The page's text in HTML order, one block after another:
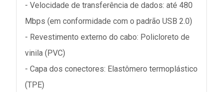
- Velocidade de transferência de dados: até 480
Mbps (em conformidade com o padrão USB 2.0)
- Revestimento externo do cabo: Policloreto de
vinila (PVC)
- Capa dos conectores: Elastômero termoplástico
(TPE)